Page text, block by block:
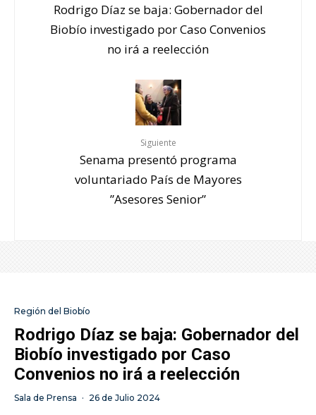
Rodrigo Díaz se baja: Gobernador del
Biobío investigado por Caso Convenios
no irá a reelección
Siguiente
Senama presentó programa
voluntariado País de Mayores
”Asesores Senior”
Región del Biobío
Rodrigo Díaz se baja: Gobernador del
Biobío investigado por Caso
Convenios no irá a reelección
Sala de Prensa · 26 de Julio 2024